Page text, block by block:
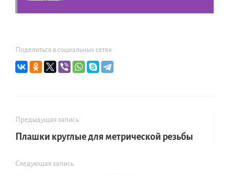
Поделиться в социальных сетях
Предыдущая запись
Плашки круглые для метрической резьбы
Следующая запись